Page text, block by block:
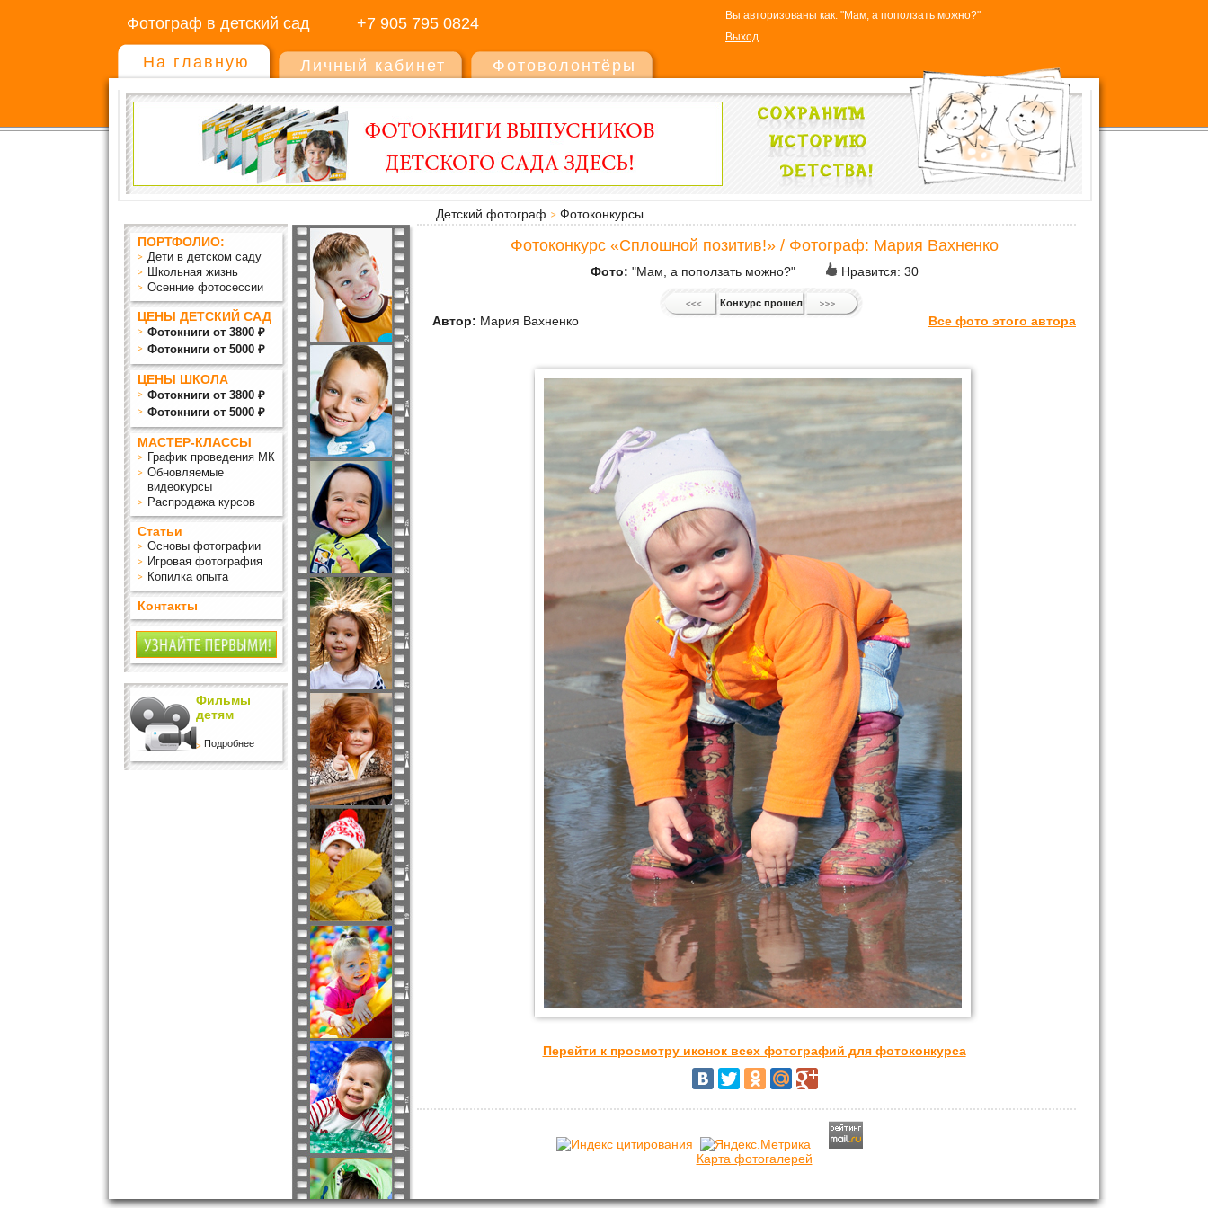
Фотограф в детский сад +7 905 795 0824
Вы авторизованы как: "Мам, а поползать можно?"
Выход
На главную Личный кабинет Фотоволонтёры
Детский фотограф
Фотоконкурсы
ПОРТФОЛИО:
Дети в детском саду
Школьная жизнь
Осенние фотосессии
ЦЕНЫ ДЕТСКИЙ САД
Фотокниги от 3800 ₽
Фотокниги от 5000 ₽
ЦЕНЫ ШКОЛА
Фотокниги от 3800 ₽
Фотокниги от 5000 ₽
МАСТЕР-КЛАССЫ
График проведения МК
Обновляемые
видеокурсы
Распродажа курсов
Статьи
Основы фотографии
Игровая фотография
Копилка опыта
Контакты
Фильмы
детям
Подробнее
Фотоконкурс «Сплошной позитив!» / Фотограф: Мария Вахненко
Фото: "Мам, а поползать можно?" Нравится: 30
Автор: Мария Вахненко
Конкурс прошел
Все фото этого автора
Перейти к просмотру иконок всех фотографий для фотоконкурса
Карта фотогалерей